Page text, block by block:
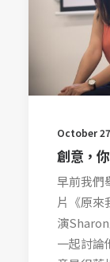
October
創意，
早前我們
片《原
演
一起討論